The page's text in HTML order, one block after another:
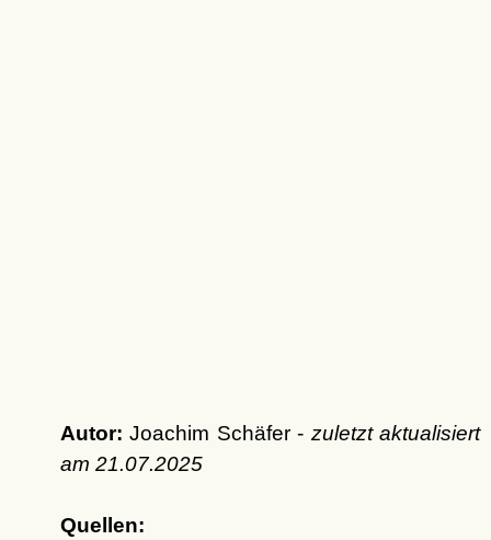
Autor: Joachim Schäfer - zuletzt aktualisiert
am 21.07.2025
Quellen: